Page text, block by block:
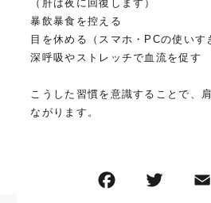
（肝は夜に回復します）
暴飲暴食を控える
目を休める（スマホ・PCの使いす
深呼吸やストレッチで血流を促す
こうした習慣を意識することで、
ながります。